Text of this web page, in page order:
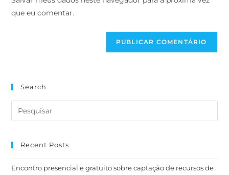
que eu comentar.
Search
Recent Posts
Encontro presencial e gratuito sobre captação de recursos de